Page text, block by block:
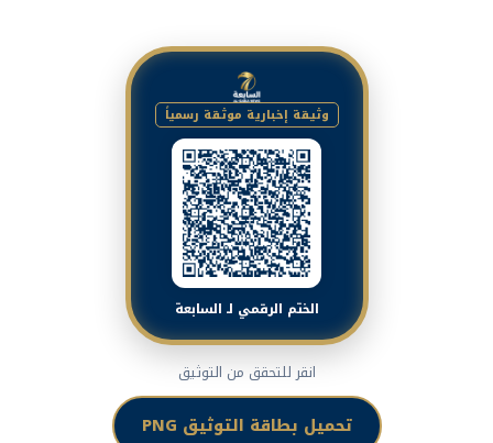
وثيقة إخبارية موثقة رسمياً
الختم الرقمي لـ السابعة
انقر للتحقق من التوثيق
تحميل بطاقة التوثيق PNG